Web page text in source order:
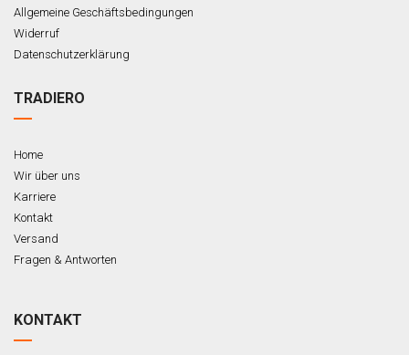
Allgemeine Geschäftsbedingungen
Widerruf
Datenschutzerklärung
TRADIERO
Home
Wir über uns
Karriere
Kontakt
Versand
Fragen & Antworten
KONTAKT